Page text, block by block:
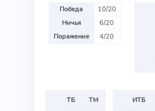
Победа
10/20
Ничья
6/20
Поражение
4/20
ТБ
ТМ
ИТБ